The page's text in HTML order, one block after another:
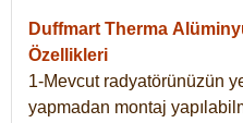
Duffmart Therma
Özellikleri
1-Mevcut radyatörünüzün
yapmadan montaj